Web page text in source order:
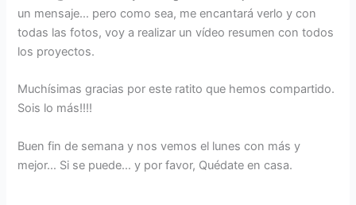
un mensaje… pero como sea, me encantará verlo y con
todas las fotos, voy a realizar un vídeo resumen con todos
los proyectos.
Muchísimas gracias por este ratito que hemos compartido.
Sois lo más!!!!
Buen fin de semana y nos vemos el lunes con más y
mejor… Si se puede… y por favor, Quédate en casa.